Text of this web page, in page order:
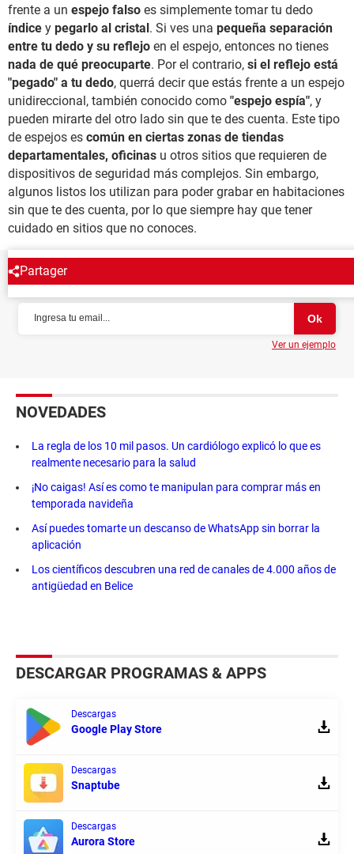
frente a un espejo falso es simplemente tomar tu dedo
índice y pegarlo al cristal. Si ves una pequeña separación
entre tu dedo y su reflejo en el espejo, entonces no tienes
nada de qué preocuparte. Por el contrario, si el reflejo está
"pegado" a tu dedo, querrá decir que estás frente a un espejo
unidireccional, también conocido como "espejo espía", y
pueden mirarte del otro lado sin que te des cuenta. Este tipo
de espejos es común en ciertas zonas de tiendas
departamentales, oficinas u otros sitios que requieren de
dispositivos de seguridad más complejos. Sin embargo,
algunos listos los utilizan para poder grabar en habitaciones
sin que te des cuenta, por lo que siempre hay que tener
cuidado en sitios que no conoces.
Partager
NEWSLETTER
Ver un ejemplo
NOVEDADES
La regla de los 10 mil pasos. Un cardiólogo explicó lo que es
realmente necesario para la salud
¡No caigas! Así es como te manipulan para comprar más en
temporada navideña
Así puedes tomarte un descanso de WhatsApp sin borrar la
aplicación
Los científicos descubren una red de canales de 4.000 años de
antigüedad en Belice
DESCARGAR PROGRAMAS & APPS
Descargas
Google Play Store
Descargas
Snaptube
Descargas
Aurora Store